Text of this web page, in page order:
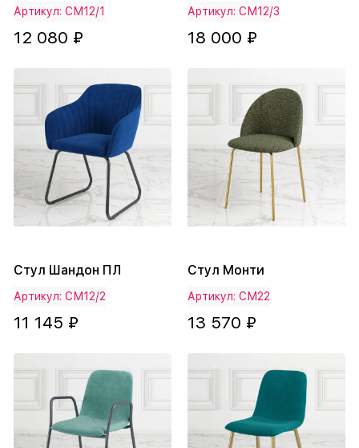
Артикул: СМ12/1
12 080 ₽
Артикул: СМ12/3
18 000 ₽
Стул Шандон ПЛ
Артикул: СМ12/2
11 145 ₽
Стул Монти
Артикул: СМ22
13 570 ₽